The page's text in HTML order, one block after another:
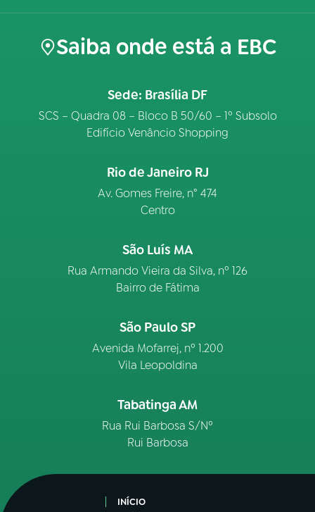
Saiba onde está a EBC
Sede: Brasília DF
SCS – Quadra 08 – Bloco B 50/60 – 1º Subsolo
Edifício Venâncio Shopping
Rio de Janeiro RJ
Av. Gomes Freire, n° 474
Centro
São Luís MA
Rua Armando Vieira da Silva, nº 126
Bairro de Fátima
São Paulo SP
Avenida Mofarrej, nº 1.200
Vila Leopoldina
Tabatinga AM
Rua Rui Barbosa S/Nº
Rui Barbosa
INÍCIO